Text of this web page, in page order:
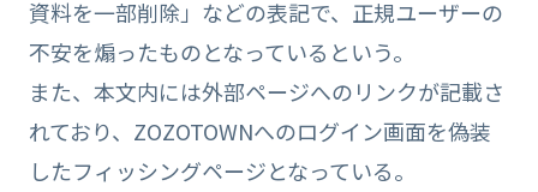
資料を一部削除」などの表記で、正規ユーザーの
不安を煽ったものとなっているという。
また、本文内には外部ページへのリンクが記載さ
れており、ZOZOTOWNへのログイン画面を偽装
したフィッシングページとなっている。